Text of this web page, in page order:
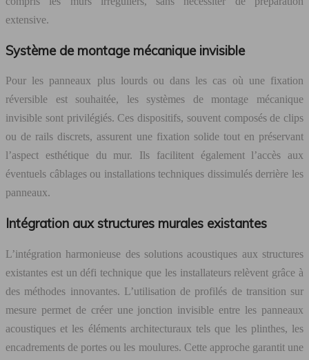
extensive.
Système de montage mécanique invisible
Pour les panneaux plus lourds ou dans les cas où une fixation
réversible est souhaitée, les systèmes de montage mécanique
invisible sont privilégiés. Ces dispositifs, souvent composés de clips
ou de rails discrets, assurent une fixation solide tout en préservant
l’aspect esthétique du mur. Ils facilitent également l’accès aux
éventuels câblages ou installations techniques dissimulés derrière les
panneaux.
Intégration aux structures murales existantes
L’intégration harmonieuse des solutions acoustiques aux structures
existantes est un défi technique que les installateurs relèvent grâce à
des méthodes innovantes. L’utilisation de profilés de transition sur
mesure permet de créer une jonction invisible entre les panneaux
acoustiques et les éléments architecturaux tels que les plinthes, les
encadrements de portes ou les moulures. Cette approche garantit une